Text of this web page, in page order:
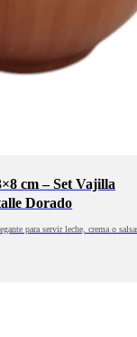
cm – Set Vajilla
Dorado
para servir leche, crema o